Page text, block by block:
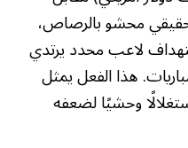
محشو بالرصاص،
لاعب محدد يرتدي
المباريات. هذا الفعل يمثل
وحشيًا لضعفه